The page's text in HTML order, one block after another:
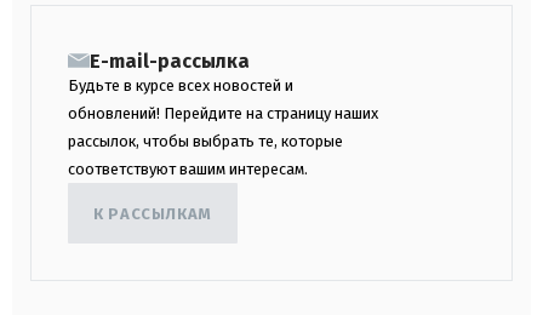
E-mail-рассылка
Будьте в курсе всех новостей и
обновлений! Перейдите на страницу наших
рассылок, чтобы выбрать те, которые
соответствуют вашим интересам.
К РАССЫЛКАМ